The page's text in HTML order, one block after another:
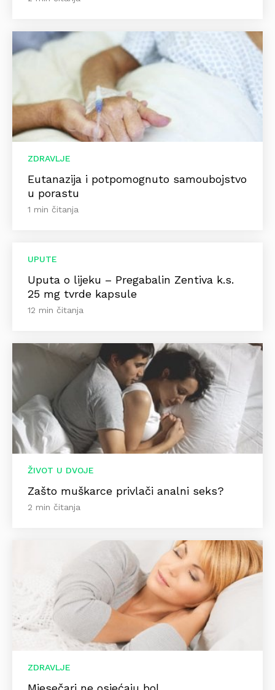
ZDRAVLJE
Eutanazija i potpomognuto samoubojstvo
u porastu
1 min čitanja
UPUTE
Uputa o lijeku – Pregabalin Zentiva k.s.
25 mg tvrde kapsule
12 min čitanja
ŽIVOT U DVOJE
Zašto muškarce privlači analni seks?
2 min čitanja
ZDRAVLJE